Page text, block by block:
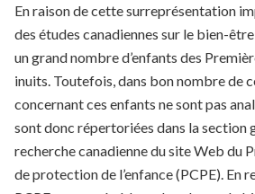
En raison de cette surreprésentation
des études canadiennes sur le bien-
un grand nombre d’enfants des
inuits. Toutefois, dans bon nombre de
concernant ces enfants ne sont pas
sont donc répertoriées dans la section
recherche canadienne du site Web du
de protection de l’enfance (PCPE). En